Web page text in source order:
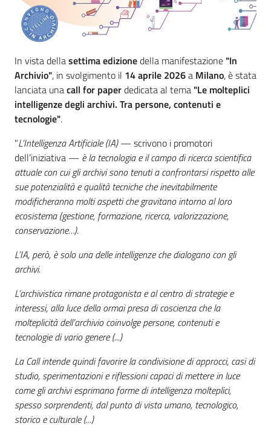
In vista dellasettima edizionedella manifestazione "In
Archivio", in svolgimento il 14 aprile 2026a Milano, è stata
lanciata unacall for paperdedicata al tema "Le molteplici
intelligenze degli archivi. Tra persone, contenuti e
tecnologie".
"L’Intelligenza Artificiale (IA)— scrivono i promotori
dell’iniziativa — è la tecnologia e il campo di ricerca scientifica
attuale con cui gli archivi sono tenuti a confrontarsi rispetto alle
sue potenzialità e qualità tecniche che inevitabilmente
modificheranno molti aspetti che gravitano intorno al loro
ecosistema (gestione, formazione, ricerca, valorizzazione,
conservazione…).
L’IA, però, è solo una delle intelligenze che dialogano con gli
archivi.
L’archivistica rimane protagonista e al centro di strategie e
interessi, alla luce della ormai presa di coscienza che la
molteplicità dell’archivio coinvolge persone, contenuti e
tecnologie di vario genere (...)
La Call intende quindi favorire la condivisione di approcci, casi di
studio, sperimentazioni e riflessioni capaci di mettere in luce
come gli archivi esprimano forme di intelligenza molteplici,
spesso sorprendenti, dal punto di vista umano, tecnologico,
storico e culturale (...)